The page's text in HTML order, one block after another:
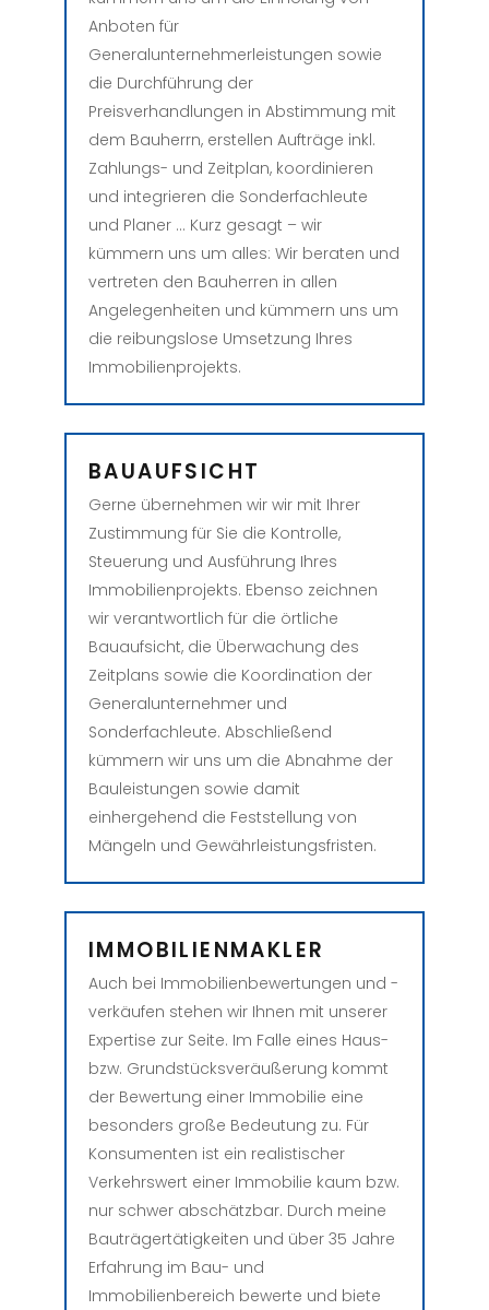
Anboten für
Generalunternehmerleistungen sowie
die Durchführung der
Preisverhandlungen in Abstimmung mit
dem Bauherrn, erstellen Aufträge inkl.
Zahlungs- und Zeitplan, koordinieren
und integrieren die Sonderfachleute
und Planer … Kurz gesagt – wir
kümmern uns um alles: Wir beraten und
vertreten den Bauherren in allen
Angelegenheiten und kümmern uns um
die reibungslose Umsetzung Ihres
Immobilienprojekts.
BAUAUFSICHT
Gerne übernehmen wir wir mit Ihrer
Zustimmung für Sie die Kontrolle,
Steuerung und Ausführung Ihres
Immobilienprojekts. Ebenso zeichnen
wir verantwortlich für die örtliche
Bauaufsicht, die Überwachung des
Zeitplans sowie die Koordination der
Generalunternehmer und
Sonderfachleute. Abschließend
kümmern wir uns um die Abnahme der
Bauleistungen sowie damit
einhergehend die Feststellung von
Mängeln und Gewährleistungsfristen.
IMMOBILIENMAKLER
Auch bei Immobilienbewertungen und -
verkäufen stehen wir Ihnen mit unserer
Expertise zur Seite. Im Falle eines Haus-
bzw. Grundstücksveräußerung kommt
der Bewertung einer Immobilie eine
besonders große Bedeutung zu. Für
Konsumenten ist ein realistischer
Verkehrswert einer Immobilie kaum bzw.
nur schwer abschätzbar. Durch meine
Bauträgertätigkeiten und über 35 Jahre
Erfahrung im Bau- und
Immobilienbereich bewerte und biete